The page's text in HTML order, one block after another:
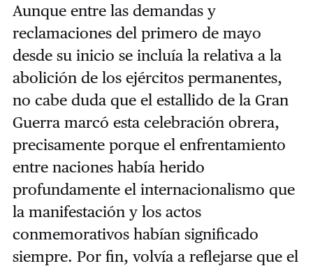
Aunque entre las demandas y
reclamaciones del primero de mayo
desde su inicio se incluía la relativa a la
abolición de los ejércitos permanentes,
no cabe duda que el estallido de la Gran
Guerra marcó esta celebración obrera,
precisamente porque el enfrentamiento
entre naciones había herido
profundamente el internacionalismo que
la manifestación y los actos
conmemorativos habían significado
siempre. Por fin, volvía a reflejarse que el